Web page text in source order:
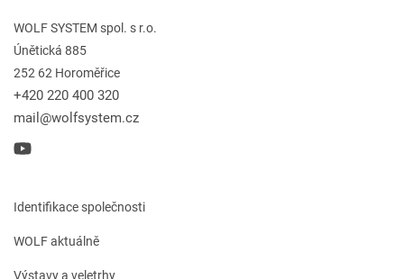
WOLF SYSTEM spol. s r.o.
Únětická 885
252 62 Horoměřice
+420 220 400 320
mail@wolfsystem.cz
Identifikace společnosti
WOLF aktuálně
Výstavy a veletrhy